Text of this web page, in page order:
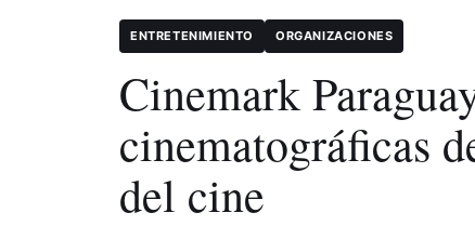
ENTRETENIMIENTO ORGANIZACIONES
Cinemark
cinematográficas
del cine